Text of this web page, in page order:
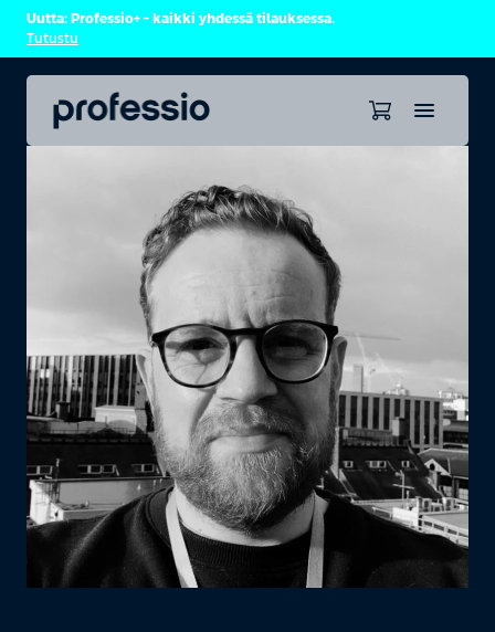
Uutta: Professio+ – kaikki yhdessä tilauksessa.
Tutustu